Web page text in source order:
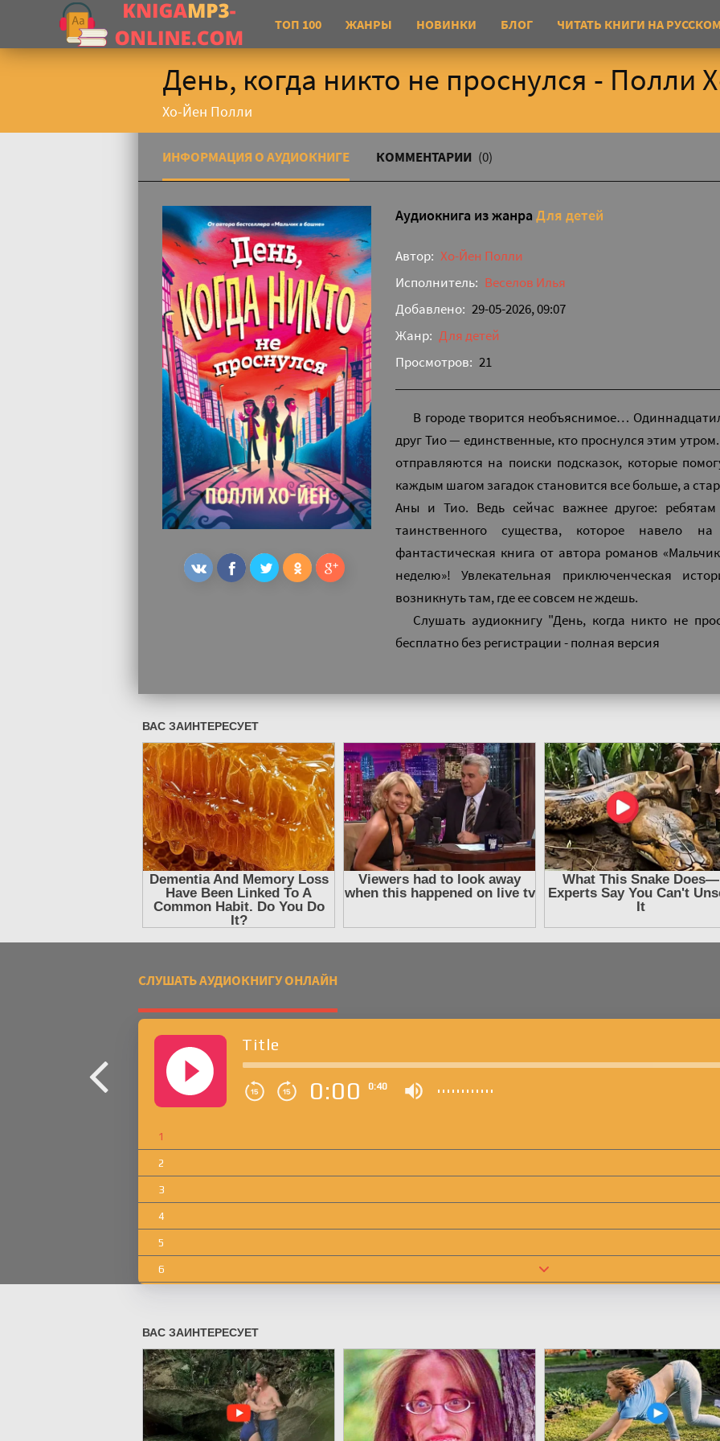
ТОП 100 ЖАНРЫ НОВИНКИ БЛОГ ЧИТАТЬ КНИГИ НА
День, когда никто не проснулся - Полли
Хо-Йен Полли
ИНФОРМАЦИЯ О АУДИОКНИГЕ КОММЕНТАРИИ (0)
Аудиокнига из жанра Для детей
Автор: Хо-Йен Полли
Исполнитель: Веселов Илья
Добавлено: 29-05-2026, 09:07
Жанр: Для детей
Просмотров: 21
В городе творится необъяснимое…
друг Тио — единственные, кто проснулся этим
отправляются на поиски подсказок, которые
каждым шагом загадок становится все больше, а
Аны и Тио. Ведь сейчас важнее другое:
таинственного существа, которое навело
фантастическая книга от автора романов
неделю»! Увлекательная приключенческая
возникнуть там, где ее совсем не ждешь.
Слушать аудиокнигу "День, когда никто не
бесплатно без регистрации - полная версия
СЛУШАТЬ АУДИОКНИГУ ОНЛАЙН
Title
0:00 0:40
1
2
3
4
5
6
9
10
11
12